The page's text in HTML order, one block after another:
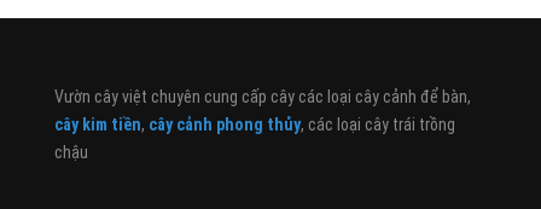
Vườn cây việt chuyên cung cấp cây các loại cây cảnh để bàn,
cây kim tiền, cây cảnh phong thủy, các loại cây trái trồng
chậu